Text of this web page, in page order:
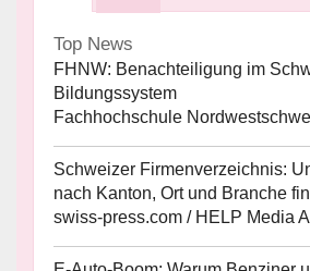
Top News
FHNW: Benachteiligung im
Bildungssystem
Fachhochschule
Schweizer Firmenverzeichnis:
nach Kanton, Ort und Branche
swiss-press.com / HELP Media